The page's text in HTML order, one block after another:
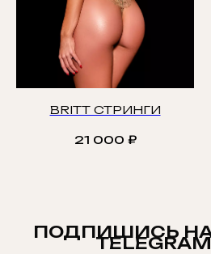
BRITT СТРИНГИ
21 000 ₽
ПОДПИШИСЬ НА